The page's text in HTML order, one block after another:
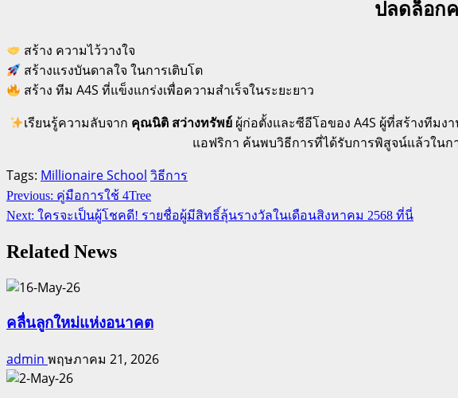
ปลดล็อก
สร้าง ความไว้วางใจ
สร้างแรงบันดาลใจ ในการเติบโต
สร้าง ทีม A4S ที่แข็งแกร่งเพื่อความสำเร็จในระยะยาว
เรียนรู้ความลับจาก คุณนิติ สว่างทรัพย์ผู้ก่อตั้งและซีอีโอของ A4S ผู้ที่สร้างทีมง
แอฟริกา ค้นพบวิธีการที่ได้รับการพิสูจน์แล้วในก
Tags: Millionaire School วิธีการ
Continue
Reading
Previous: คู่มือการใช้ 4Tree
Next: ใครจะเป็นผู้โชคดี! รายชื่อผู้มีสิทธิ์ลุ้นรางวัลในเดือนสิงหาคม 2568 ที่นี่
Related News
คลื่นลูกใหม่แห่งอนาคต
admin พฤษภาคม 21, 2026